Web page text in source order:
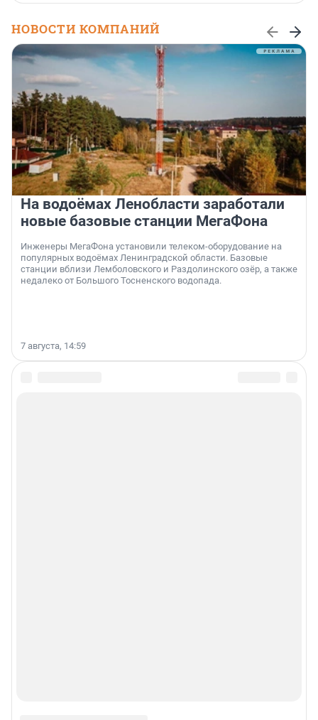
НОВОСТИ КОМПАНИЙ
На водоёмах Ленобласти заработали
новые базовые станции МегаФона
Инженеры МегаФона установили телеком-оборудование на
популярных водоёмах Ленинградской области. Базовые
станции вблизи Лемболовского и Раздолинского озёр, а также
недалеко от Большого Тосненского водопада.
7 августа, 14:59